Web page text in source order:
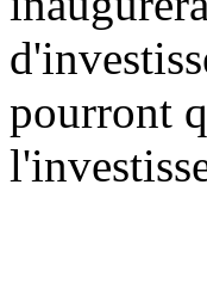
pourront